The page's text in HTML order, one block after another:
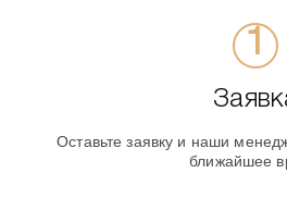
Оставьте заявку и наши
ближайшее